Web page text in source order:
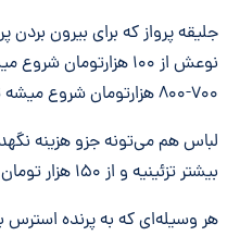
جلیقه پرواز که برای بیرون
نوعش از ۱۰۰
۷۰۰-۸۰۰ هزارتومان شروع میشه تا بالاتر.
لباس هم می‌تونه جزو هزینه
بیشتر تزئینیه و از ۱۵۰ هزار تومان شروع میشه.
هر وسیله‌ای که به پرنده استرس